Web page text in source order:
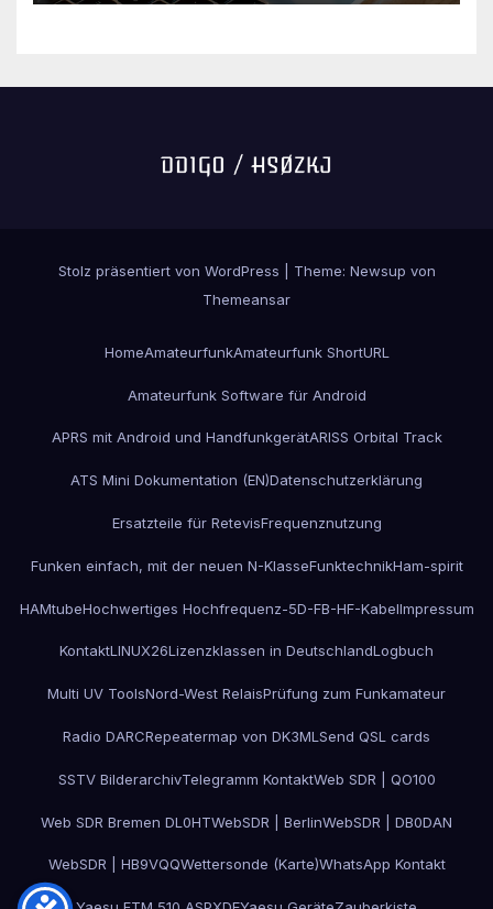
Stolz präsentiert von WordPress Theme: Newsup von
Themeansar
HomeAmateurfunkAmateurfunk ShortURL
Amateurfunk Software für Android
APRS mit Android und HandfunkgerätARISS Orbital Track
ATS Mini Dokumentation (EN)Datenschutzerklärung
Ersatzteile für RetevisFrequenznutzung
Funken einfach, mit der neuen N-KlasseFunktechnikHam-spirit
HAMtubeHochwertiges Hochfrequenz-5D-FB-HF-KabelImpressum
KontaktLINUX26Lizenzklassen in DeutschlandLogbuch
Multi UV ToolsNord-West RelaisPrüfung zum Funkamateur
Radio DARCRepeatermap von DK3ML Send QSL cards
SSTV BilderarchivTelegramm KontaktWeb SDR | QO100
Web SDR Bremen DL0HTWebSDR | BerlinWebSDR | DB0DAN
WebSDR | HB9VQQWettersonde (Karte)WhatsApp Kontakt